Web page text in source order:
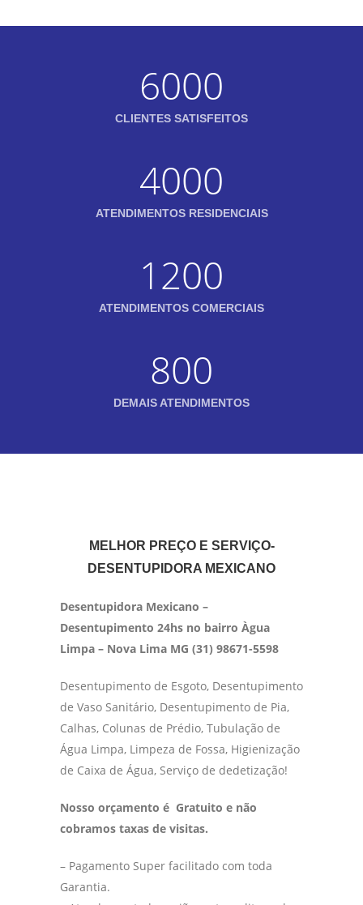
6000
CLIENTES SATISFEITOS
4000
ATENDIMENTOS RESIDENCIAIS
1200
ATENDIMENTOS COMERCIAIS
800
DEMAIS ATENDIMENTOS
MELHOR PREÇO E SERVIÇO-
DESENTUPIDORA MEXICANO
Desentupidora Mexicano –
Desentupimento 24hs no bairro Àgua
Limpa – Nova Lima MG (31) 98671-5598
Desentupimento de Esgoto, Desentupimento
de Vaso Sanitário, Desentupimento de Pia,
Calhas, Colunas de Prédio, Tubulação de
Água Limpa, Limpeza de Fossa, Higienização
de Caixa de Água, Serviço de dedetização!
Nosso orçamento é Gratuito e não
cobramos taxas de visitas.
– Pagamento Super facilitado com toda
Garantia.